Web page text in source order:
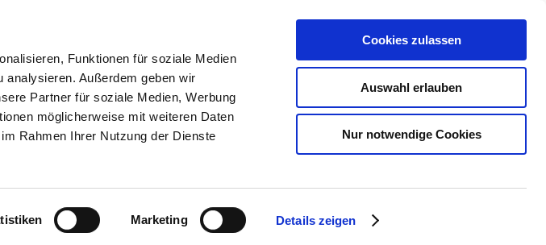
Funktionen für soziale Medien
analysieren. Außerdem geben wir
Partner für soziale Medien, Werbung
möglicherweise mit weiteren Daten
Rahmen Ihrer Nutzung der Dienste
Marketing Details zeigen
Cookies zulassen
Auswahl erlauben
Nur notwendige Cookies
SUCHEN
AHK-Finder Kasse Warenkorb 0 Artikel
Anhängerkupplung für Renault-R14 Montage nur bei
R14 Montage nur bei uns im Haus,